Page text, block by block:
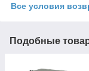
Все условия
Подобные